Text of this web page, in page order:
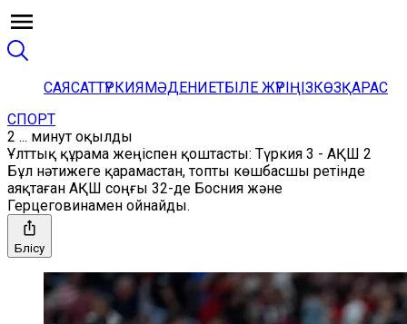
САЯСАТТҮРКИЯМӘДЕНИЕТБІЛЕ ЖҮРІҢІЗКӨЗҚАРАС
СПОРТ
2 ... минут оқылды
Ұлттық құрама жеңіспен қоштасты: Түркия 3 - АҚШ 2
Бұл нәтижеге қарамастан, топты көшбасшы ретінде
аяқтаған АҚШ соңғы 32-де Босния және
Герцеговинамен ойнайды.
Бөлісу